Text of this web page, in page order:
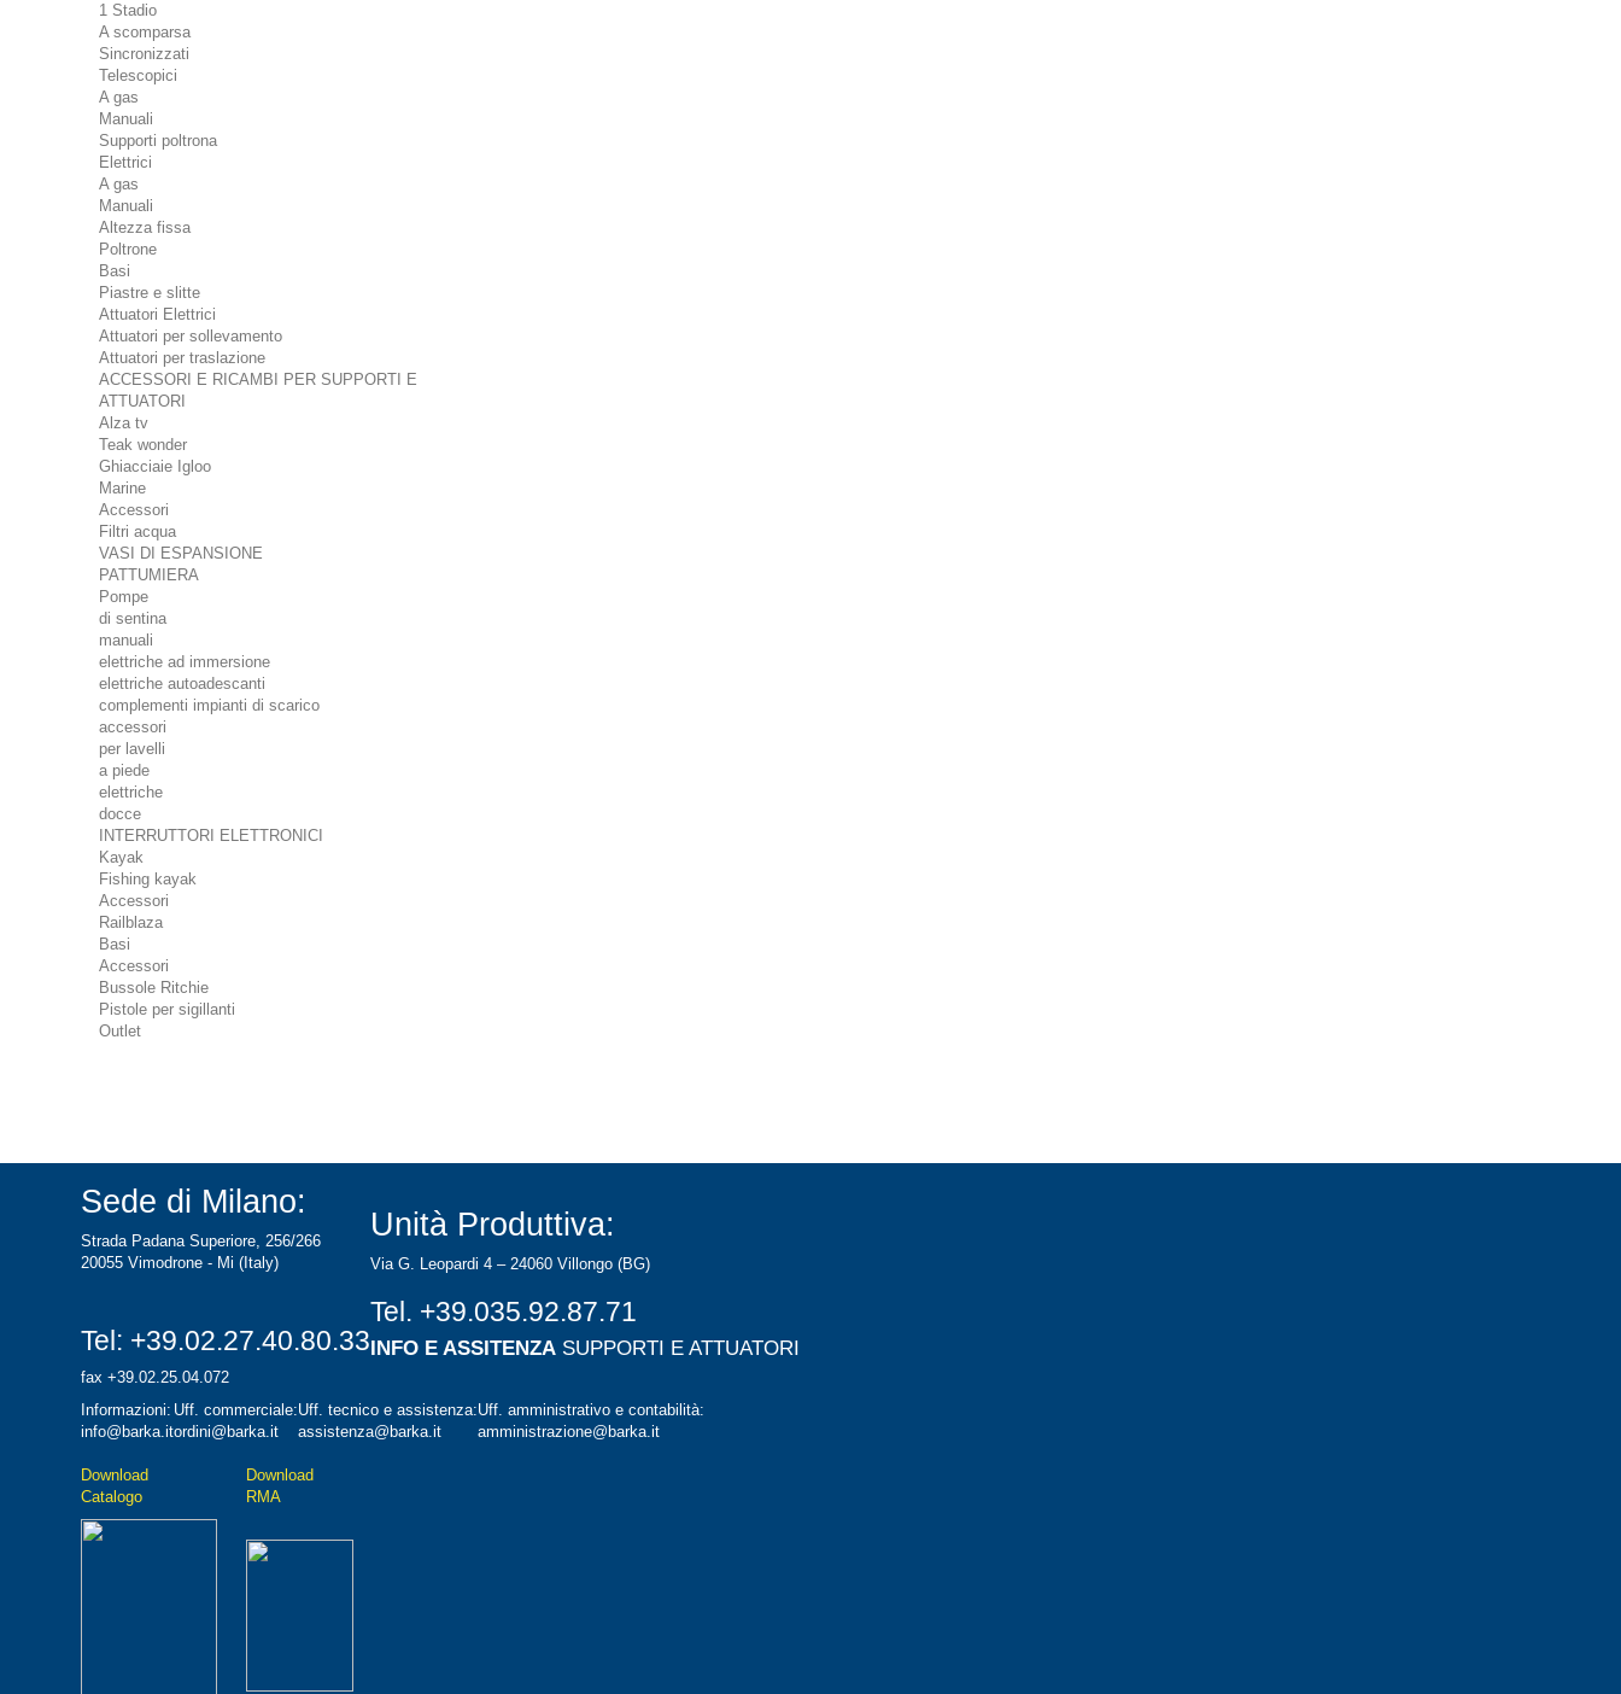
1 Stadio
A scomparsa
Sincronizzati
Telescopici
A gas
Manuali
Supporti poltrona
Elettrici
A gas
Manuali
Altezza fissa
Poltrone
Basi
Piastre e slitte
Attuatori Elettrici
Attuatori per sollevamento
Attuatori per traslazione
ACCESSORI E RICAMBI PER SUPPORTI E
ATTUATORI
Alza tv
Teak wonder
Ghiacciaie Igloo
Marine
Accessori
Filtri acqua
VASI DI ESPANSIONE
PATTUMIERA
Pompe
di sentina
manuali
elettriche ad immersione
elettriche autoadescanti
complementi impianti di scarico
accessori
per lavelli
a piede
elettriche
docce
INTERRUTTORI ELETTRONICI
Kayak
Fishing kayak
Accessori
Railblaza
Basi
Accessori
Bussole Ritchie
Pistole per sigillanti
Outlet
Sede di Milano:
Strada Padana Superiore, 256/266
20055 Vimodrone - Mi (Italy)
Tel: +39.02.27.40.80.33
fax +39.02.25.04.072
Unità Produttiva:
Via G. Leopardi 4 – 24060 Villongo (BG)
Tel. +39.035.92.87.71
INFO E ASSITENZA SUPPORTI E ATTUATORI
Informazioni:
info@barka.it
Uff. commerciale:
ordini@barka.it
Uff. tecnico e assistenza:
assistenza@barka.it
Uff. amministrativo e contabilità:
amministrazione@barka.it
Download
Catalogo
Download
RMA